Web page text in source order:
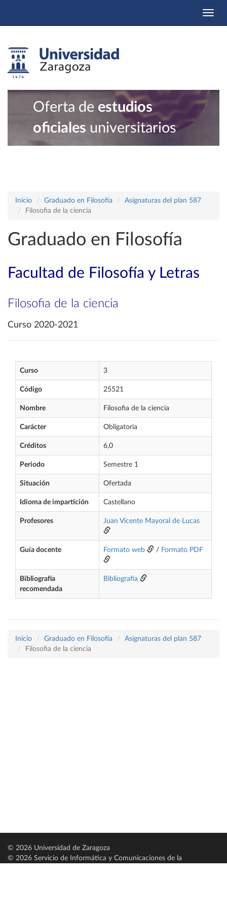
Oferta de estudios
oficiales universitarios
Inicio Graduado en Filosofía
Asignaturas del plan 587
Filosofia de la ciencia
Graduado en Filosofía
Facultad de Filosofía y Letras
Filosofia de la ciencia
Curso 2020-2021
Curso 3
Código 25521
Nombre Filosofia de la ciencia
Carácter Obligatoria
Créditos 6,0
Periodo Semestre 1
Situación Ofertada
Idioma de impartición Castellano
Profesores Juan Vicente Mayoral de Lucas
Guía docente Formato web / Formato PDF
Bibliografía
recomendada
Bibliografía
Inicio Graduado en Filosofía
Asignaturas del plan 587
Filosofia de la ciencia
© 2026 Universidad de Zaragoza
© 2026 Servicio de Informática y Comunicaciones de la